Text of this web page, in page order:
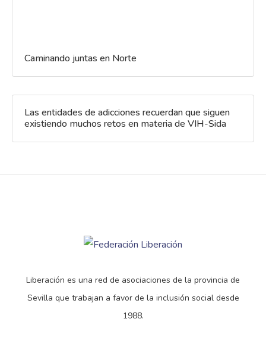
Caminando juntas en Norte
Las entidades de adicciones recuerdan que siguen
existiendo muchos retos en materia de VIH-Sida
Liberación es una red de asociaciones de la provincia de
Sevilla que trabajan a favor de la inclusión social desde
1988.